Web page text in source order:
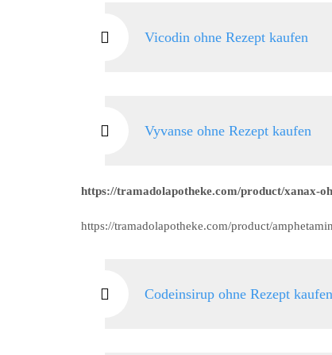
Vicodin ohne Rezept kaufen
Vyvanse ohne Rezept kaufen
https://tramadolapotheke.com/product/xanax-
https://tramadolapotheke.com/product/
Codeinsirup ohne Rezept kaufen